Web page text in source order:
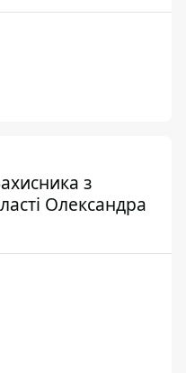
з
Олександра